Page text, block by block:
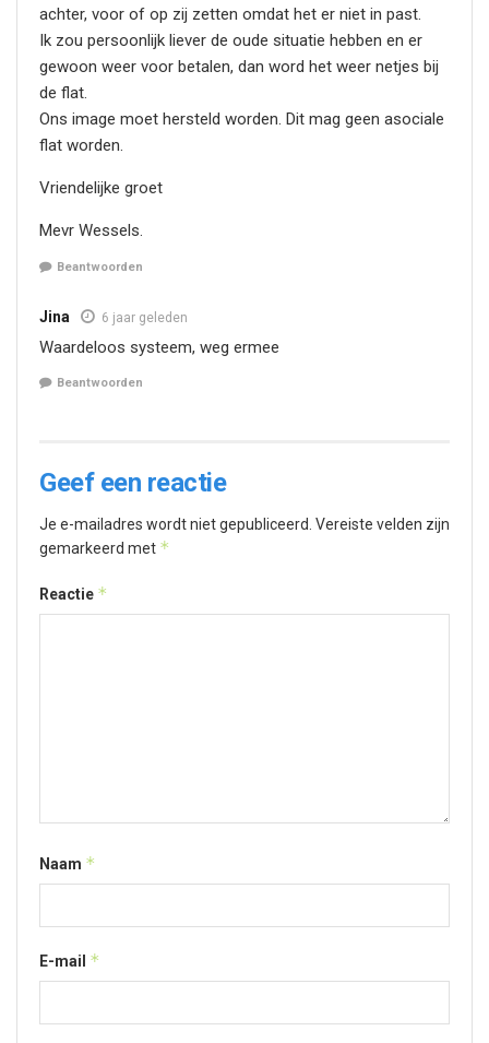
achter, voor of op zij zetten omdat het er niet in past.
Ik zou persoonlijk liever de oude situatie hebben en er
gewoon weer voor betalen, dan word het weer netjes bij
de flat.
Ons image moet hersteld worden. Dit mag geen asociale
flat worden.
Vriendelijke groet
Mevr Wessels.
Beantwoorden
Jina 6 jaar geleden
Waardeloos systeem, weg ermee
Beantwoorden
Geef een reactie
Je e-mailadres wordt niet gepubliceerd. Vereiste velden zijn
gemarkeerd met *
Reactie *
Naam *
E-mail *